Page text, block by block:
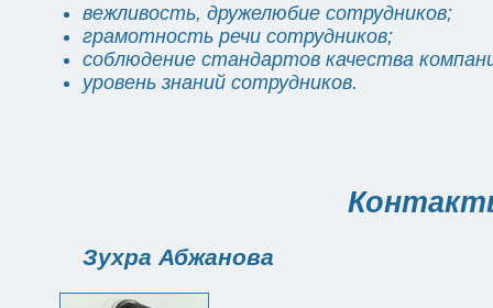
вежливость, дружелюбие сотрудников;
грамотность речи сотрудников;
соблюдение стандартов качества
уровень знаний сотрудников.
Зухра Абжанова